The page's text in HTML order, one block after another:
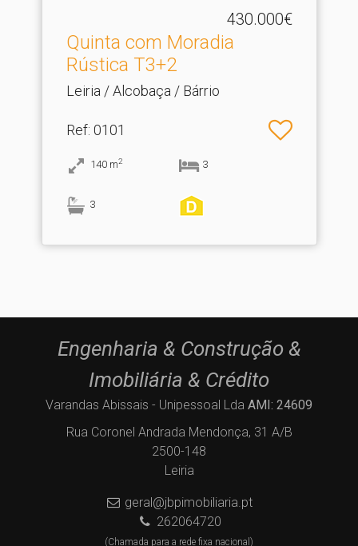
430.000€
Quinta com Moradia
Rústica T3+2
Leiria / Alcobaça / Bárrio
Ref: 0101
140 m2 3
3
Engenharia & Construção &
Imobiliária & Crédito
Varandas Abissais - Unipessoal Lda AMI: 24609
Rua Coronel Andrada Mendonça, 31 A/B
2500-148
Leiria
geral@jbpimobiliaria.pt
262064720
(Chamada para a rede fixa nacional)